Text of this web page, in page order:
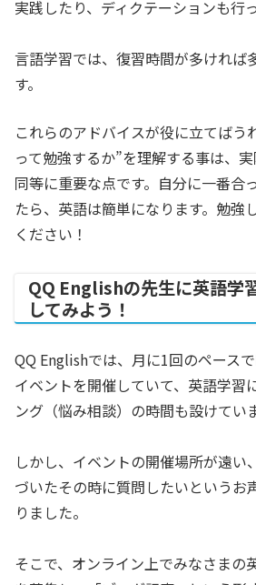
実践したり、ディクテーションも行
言語学習では、復習時間が多ければ
す。
これらのアドバイスが役に立てばう
って勉強するか”を理解する事は、
同等に重要な点です。自分に一番合
たら、英語は簡単になります。勉強
ください！
QQ Englishの先生に英語学
してみよう！
QQ Englishでは、月に1回のペース
イベントを開催していて、英語学習
ング（悩み相談）の時間も設けてい
しかし、イベントの開催場所が遠い
づいたその時に質問したいというお
りました。
そこで、オンライン上でみなさまの